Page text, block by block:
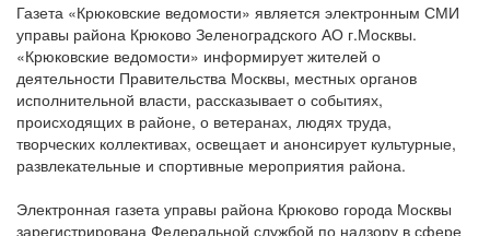
Газета «Крюковские ведомости» является электронным СМИ
управы района Крюково Зеленоградского АО г.Москвы.
«Крюковские ведомости» информирует жителей о
деятельности Правительства Москвы, местных органов
исполнительной власти, рассказывает о событиях,
происходящих в районе, о ветеранах, людях труда,
творческих коллективах, освещает и анонсирует культурные,
развлекательные и спортивные мероприятия района.
Электронная газета управы района Крюково города Москвы
зарегистрирована Федеральной службой по надзору в сфере